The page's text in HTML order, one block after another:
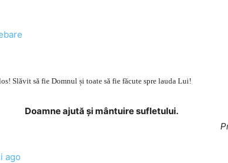
Slăvit să fie Domnul și toate să fie făcute spre lauda Lui!
Doamne ajută şi mântuire sufletului.
ago